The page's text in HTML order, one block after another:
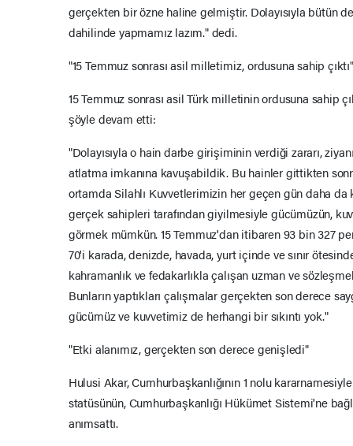
gerçekten bir özne haline gelmiştir. Dolayısıyla bütün
dahilinde yapmamız lazım." dedi.
"15 Temmuz sonrası asil milletimiz, ordusuna sahip çıktı"
15 Temmuz sonrası asil Türk milletinin ordusuna sahip
şöyle devam etti:
"Dolayısıyla o hain darbe girişiminin verdiği zararı,
atlatma imkanına kavuşabildik. Bu hainler gittikten
ortamda Silahlı Kuvvetlerimizin her geçen gün daha da
gerçek sahipleri tarafından giyilmesiyle gücümüzün,
görmek mümkün. 15 Temmuz'dan itibaren 93 bin 327
70'i karada, denizde, havada, yurt içinde ve sınır
kahramanlık ve fedakarlıkla çalışan uzman ve
Bunların yaptıkları çalışmalar gerçekten son derece
gücümüz ve kuvvetimiz de herhangi bir sıkıntı yok."
"Etki alanımız, gerçekten son derece genişledi"
Hulusi Akar, Cumhurbaşkanlığının 1 nolu
statüsünün, Cumhurbaşkanlığı Hükümet Sistemi'ne
anımsattı.